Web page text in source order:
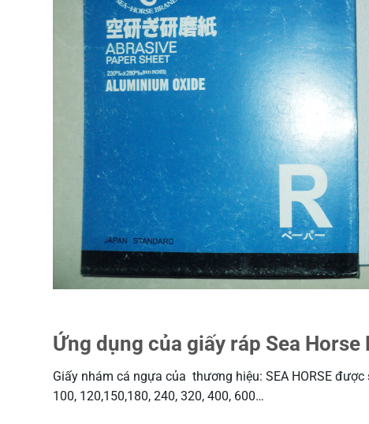
Ứng dụng của giấy ráp Sea Horse
Giấy nhám cá ngựa của thương hiệu: SEA HORSE
100, 120,150,180, 240, 320, 400, 600…